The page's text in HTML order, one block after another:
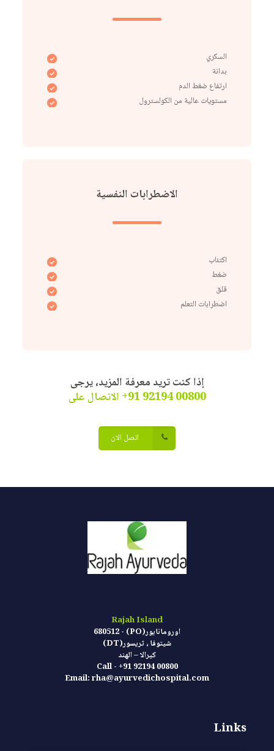
السكري
بدانة
ارتفاع ضغط الدم
مستويات عالية من الكولسترول
الاضطرابات النفسية
اكتئاب
ضغط
قلق
اضطرابات التعلم
إذا كنت تريد معرفة المزيد، يرجى
00800 92194 91+ الاتصال على
اتصل الان
Rajah Island
اورومانايور(PO) - 680512
شيتوفا ، ثريسور(DT)
كيرالا – الهند
Call - +91 92194 00800
Email: rha@ayurvedichospital.com
Links